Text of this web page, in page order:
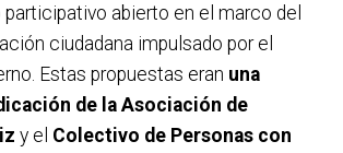
abierto en el marco del
ciudadana impulsado por el
Estas propuestas eran una
de la Asociación de
y el Colectivo de Personas con